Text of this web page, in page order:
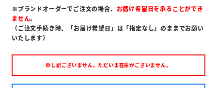
※ブランドオーダーでご注文の場合、 お届け希望日を承ることができ
ません。
（ご注文手続き時、「お届け希望日」は「指定なし」のままでお願い
いたします）
申し訳ございません。ただいま在庫がございません。